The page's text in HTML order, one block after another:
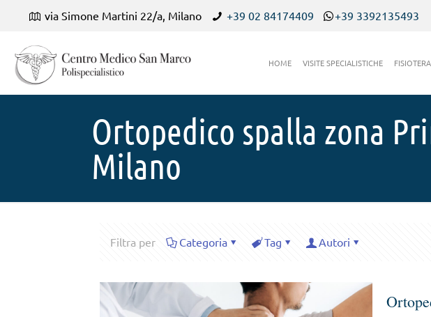
via Simone Martini 22/a, Milano +39 02 84174409 +39 3392135493
HOME VISITE SPECIALISTICHE
Ortopedico spalla zona
Milano
Filtra per Categoria Tag Autori